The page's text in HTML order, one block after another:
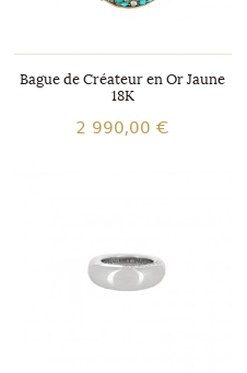
Bague de Créateur en Or Jaune
18K
2 990,00 €